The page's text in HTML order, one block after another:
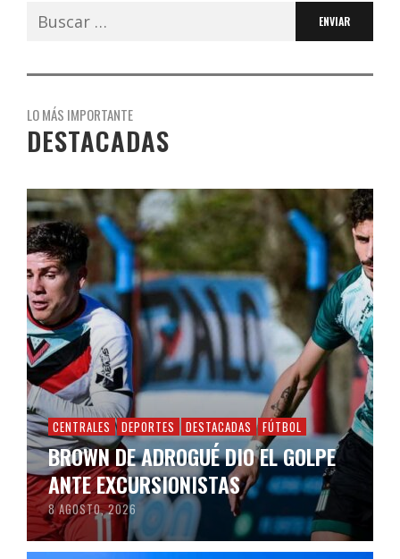
Buscar:
LO MÁS IMPORTANTE
DESTACADAS
CENTRALES DEPORTES DESTACADAS FÚTBOL
BROWN DE ADROGUÉ DIO EL GOLPE
ANTE EXCURSIONISTAS
8 AGOSTO, 2026